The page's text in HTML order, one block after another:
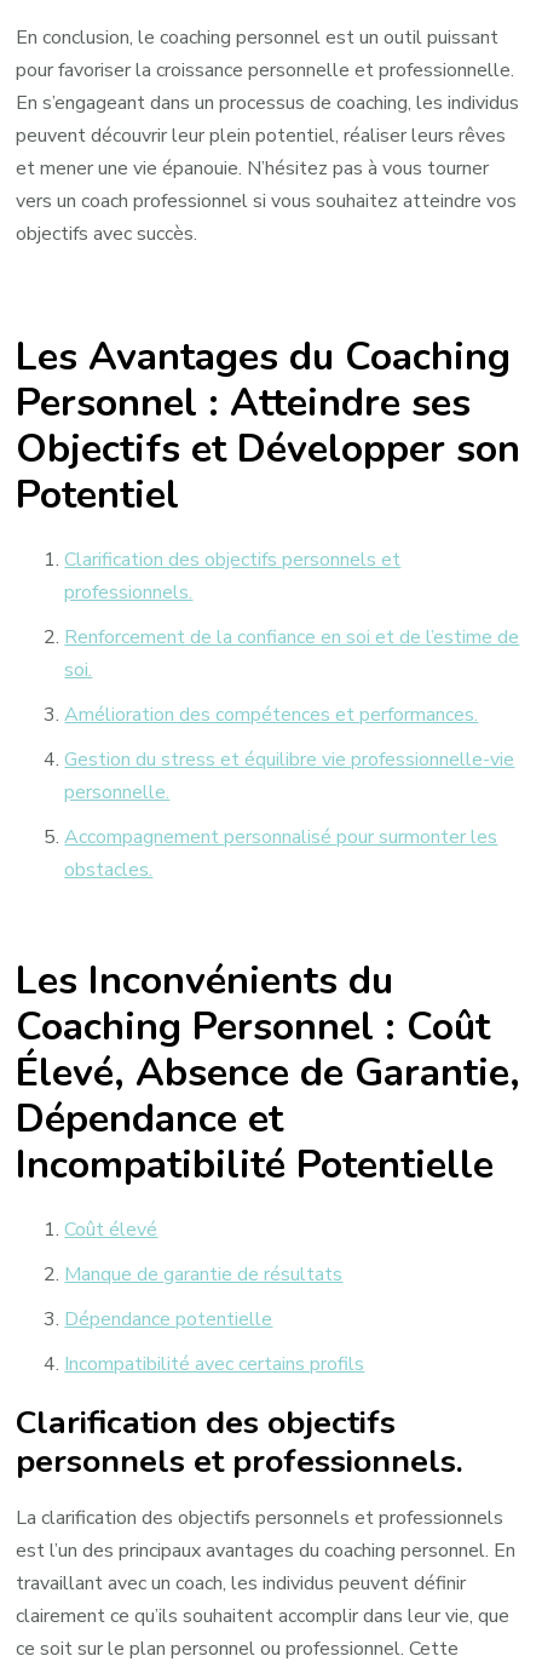
En conclusion, le coaching personnel est un outil puissant
pour favoriser la croissance personnelle et professionnelle.
En s’engageant dans un processus de coaching, les individus
peuvent découvrir leur plein potentiel, réaliser leurs rêves
et mener une vie épanouie. N’hésitez pas à vous tourner
vers un coach professionnel si vous souhaitez atteindre vos
objectifs avec succès.
Les Avantages du Coaching
Personnel : Atteindre ses
Objectifs et Développer son
Potentiel
Clarification des objectifs personnels et
professionnels.
Renforcement de la confiance en soi et de l’estime de
soi.
Amélioration des compétences et performances.
Gestion du stress et équilibre vie professionnelle-vie
personnelle.
Accompagnement personnalisé pour surmonter les
obstacles.
Les Inconvénients du
Coaching Personnel : Coût
Élevé, Absence de Garantie,
Dépendance et
Incompatibilité Potentielle
Coût élevé
Manque de garantie de résultats
Dépendance potentielle
Incompatibilité avec certains profils
Clarification des objectifs
personnels et professionnels.
La clarification des objectifs personnels et professionnels
est l’un des principaux avantages du coaching personnel. En
travaillant avec un coach, les individus peuvent définir
clairement ce qu’ils souhaitent accomplir dans leur vie, que
ce soit sur le plan personnel ou professionnel. Cette